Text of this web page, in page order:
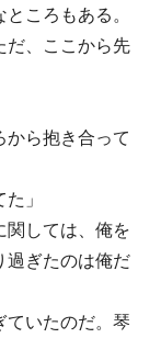
ころもある。
だ、ここから先
から抱き合って
」
しては、俺を
過ぎたのは俺だ
いたのだ。琴